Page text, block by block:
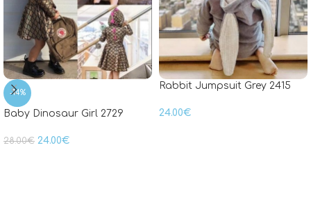
-14%
Baby Dinosaur Girl 2729
28.00€ 24.00€
Rabbit Jumpsuit Grey 2415
24.00€